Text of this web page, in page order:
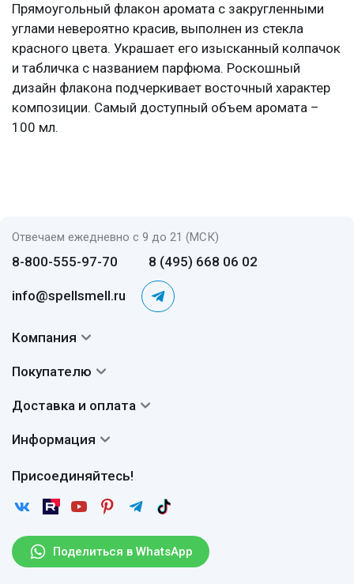
Прямоугольный флакон аромата с закругленными
углами невероятно красив, выполнен из стекла
красного цвета. Украшает его изысканный колпачок
и табличка с названием парфюма. Роскошный
дизайн флакона подчеркивает восточный характер
композиции. Самый доступный объем аромата –
100 мл.
Отвечаем ежедневно с 9 до 21 (МСК)
8-800-555-97-70 8 (495) 668 06 02
info@spellsmell.ru
Поделиться в WhatsApp
Присоединяйтесь!
Компания
Авторы
Сертификаты
Покупателю
Вопросы и ответы
Отзывы
Рассылка
Доставка и оплата
Доставка
Возврат
Информация
Пользовательское соглашение
Защита персональных данных
Правила продажи товаров (Постановление Правительства